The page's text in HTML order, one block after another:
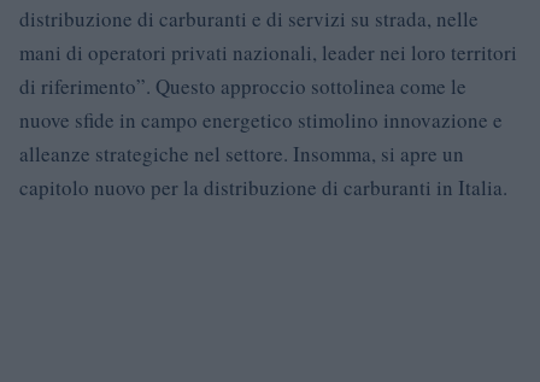
distribuzione di carburanti e di servizi su strada, nelle
mani di operatori privati nazionali, leader nei loro territori
di riferimento”. Questo approccio sottolinea come le
nuove sfide in campo energetico stimolino innovazione e
alleanze strategiche nel settore. Insomma, si apre un
capitolo nuovo per la distribuzione di carburanti in Italia.